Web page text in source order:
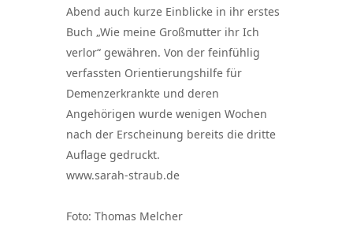
Abend auch kurze Einblicke in ihr erstes
Buch „Wie meine Großmutter ihr Ich
verlor“ gewähren. Von der feinfühlig
verfassten Orientierungshilfe für
Demenzerkrankte und deren
Angehörigen wurde wenigen Wochen
nach der Erscheinung bereits die dritte
Auflage gedruckt.
www.sarah-straub.de
Foto: Thomas Melcher